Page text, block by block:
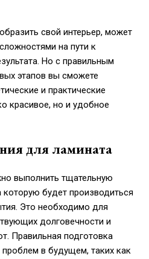
свой интерьер, может
на пути к
Но с правильным
этапов вы сможете
и практические
красивое, но и удобное
для ламината
выполнить тщательную
которую будет производиться
Это необходимо для
долговечности и
Правильная подготовка
в будущем, таких как